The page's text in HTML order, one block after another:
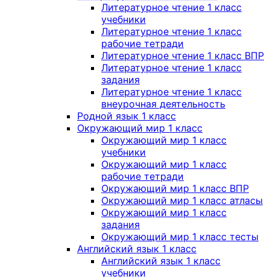
Литературное чтение 1 класс
учебники
Литературное чтение 1 класс
рабочие тетради
Литературное чтение 1 класс ВПР
Литературное чтение 1 класс
задания
Литературное чтение 1 класс
внеурочная деятельность
Родной язык 1 класс
Окружающий мир 1 класс
Окружающий мир 1 класс
учебники
Окружающий мир 1 класс
рабочие тетради
Окружающий мир 1 класс ВПР
Окружающий мир 1 класс атласы
Окружающий мир 1 класс
задания
Окружающий мир 1 класс тесты
Английский язык 1 класс
Английский язык 1 класс
учебники